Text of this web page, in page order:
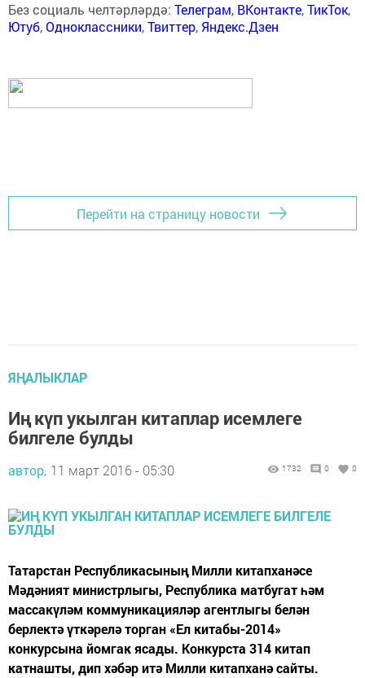
Без социаль челтәрләрдә: Телеграм, ВКонтакте,ТикТок,
Ютуб,Одноклассники,Твиттер, Яндекс.Дзен
Перейти на страницу новости
ЯҢАЛЫКЛАР
Иң күп укылган китаплар исемлеге
билгеле булды
автор, 11 март 2016 - 05:30 1732 0 0
Татарстан Республикасының Милли китапханәсе
Мәдәният министрлыгы, Республика матбугат һәм
массакүләм коммуникацияләр агентлыгы белән
берлектә үткәрелә торган «Ел китабы-2014»
конкурсына йомгак ясады. Конкурста 314 китап
катнашты, дип хәбәр итә Милли китапханә сайты.